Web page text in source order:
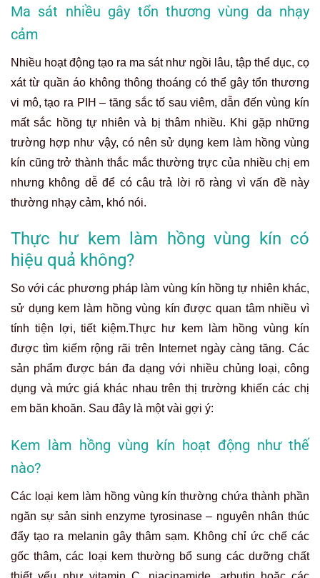
Ma sát nhiều gây tổn thương vùng da nhạy
cảm
Nhiều hoạt động tạo ra ma sát như ngồi lâu, tập thể dục, cọ
xát từ quần áo không thông thoáng có thể gây tổn thương
vi mô, tạo ra PIH – tăng sắc tố sau viêm, dẫn đến vùng kín
mất sắc hồng tự nhiên và bị thâm nhiều. Khi gặp những
trường hợp như vậy, có nên sử dụng kem làm hồng vùng
kín cũng trở thành thắc mắc thường trực của nhiều chị em
nhưng không dễ để có câu trả lời rõ ràng vì vấn đề này
thường nhạy cảm, khó nói.
Thực hư kem làm hồng vùng kín có
hiệu quả không?
So với các phương pháp làm vùng kín hồng tự nhiên khác,
sử dụng kem làm hồng vùng kín được quan tâm nhiều vì
tính tiện lợi, tiết kiệm.Thực hư kem làm hồng vùng kín
được tìm kiếm rộng rãi trên Internet ngày càng tăng. Các
sản phẩm được bán đa dạng với nhiều chủng loại, công
dụng và mức giá khác nhau trên thị trường khiến các chị
em băn khoăn. Sau đây là một vài gợi ý:
Kem làm hồng vùng kín hoạt động như thế
nào?
Các loại kem làm hồng vùng kín thường chứa thành phần
ngăn sự sản sinh enzyme tyrosinase – nguyên nhân thúc
đẩy tạo ra melanin gây thâm sạm. Không chỉ ức chế các
gốc thâm, các loại kem thường bổ sung các dưỡng chất